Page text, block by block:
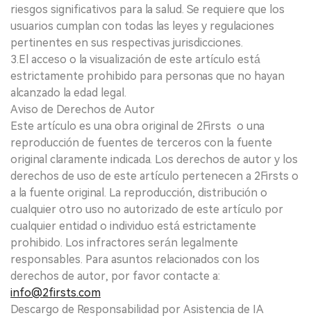
riesgos significativos para la salud. Se requiere que los
usuarios cumplan con todas las leyes y regulaciones
pertinentes en sus respectivas jurisdicciones.
3.El acceso o la visualización de este artículo está
estrictamente prohibido para personas que no hayan
alcanzado la edad legal.
Aviso de Derechos de Autor
Este artículo es una obra original de 2Firsts o una
reproducción de fuentes de terceros con la fuente
original claramente indicada. Los derechos de autor y los
derechos de uso de este artículo pertenecen a 2Firsts o
a la fuente original. La reproducción, distribución o
cualquier otro uso no autorizado de este artículo por
cualquier entidad o individuo está estrictamente
prohibido. Los infractores serán legalmente
responsables. Para asuntos relacionados con los
derechos de autor, por favor contacte a:
info@2firsts.com
Descargo de Responsabilidad por Asistencia de IA